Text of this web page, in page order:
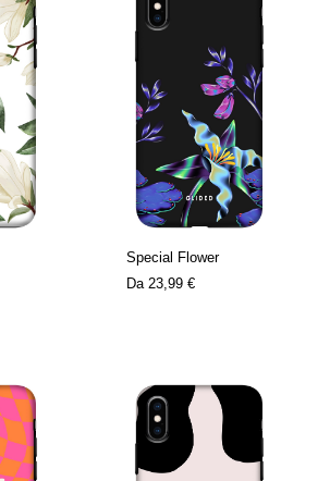
Special Flower
Da 23,99 €